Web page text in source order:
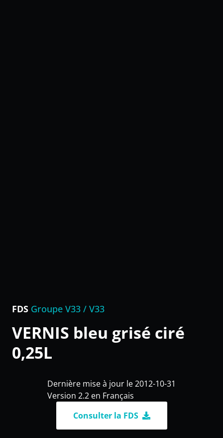
VERNIS bleu grisé ciré
0,25L
FDS Groupe V33 / V33
Dernière mise à jour le 2012-10-31
Version 2.2 en Français
Consulter la FDS